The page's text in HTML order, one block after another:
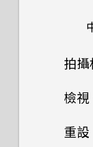
拍攝
檢視
重設